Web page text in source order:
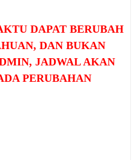
DAPAT BERUBAH
DAN BUKAN
JADWAL AKAN
PERUBAHAN